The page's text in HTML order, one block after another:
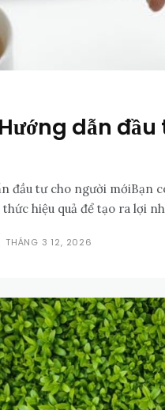
dẫn
đầu tư cho người mớiBạn
hiệu quả để tạo ra lợi
THÁNG 3 12, 2026